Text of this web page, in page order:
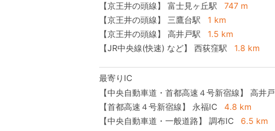
【京王井の頭線】 富士見ヶ丘駅
747 m
【京王井の頭線】 三鷹台駅
1 km
【京王井の頭線】 高井戸駅
1.5 km
【JR中央線(快速) など】 西荻窪駅
1.8 km
最寄りIC
【中央自動車道・首都高速４号新宿線】
高井
【首都高速４号新宿線】
永福IC
4.8 km
【中央自動車道・一般道路】
調布IC 6.5 km